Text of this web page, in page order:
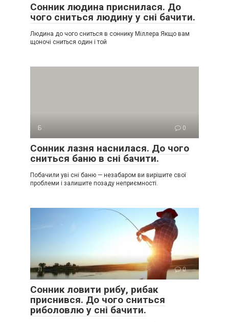
Сонник людина приснилася. До
чого сниться людину у сні бачити.
Людина до чого сниться в соннику Міллера Якщо вам
щоночі сниться один і той
Б 0
Сонник лазня наснилася. До чого
сниться баню в сні бачити.
Побачили уві сні баню — незабаром ви вирішите свої
проблеми і залишите позаду неприємності.
Л 0
Сонник ловити рибу, рибак
приснився. До чого сниться
риболовлю у сні бачити.